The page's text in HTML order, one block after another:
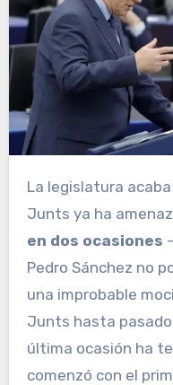
La legislatura acaba de empezar su camino, pero
Junts ya ha
en dos ocasiones
Pedro Sánchez no
una improbable
Junts hasta
última ocasión ha
comenzó con el